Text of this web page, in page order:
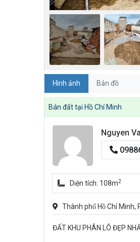
Hình ảnh Bản đồ
Bán đất tại Hồ Chí Minh
Nguyen
Diện tích: 108m2
Thành phố Hồ Chí Minh,
ĐẤT KHU PHÂN LÔ ĐẸP